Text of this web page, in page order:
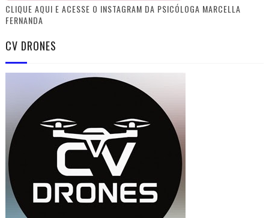
CLIQUE AQUI E ACESSE O INSTAGRAM DA PSICÓLOGA MARCELLA
FERNANDA
CV DRONES